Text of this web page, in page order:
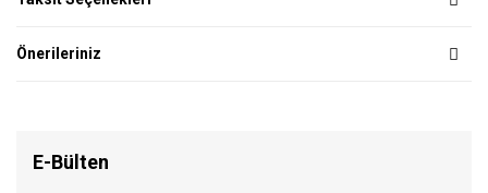
Önerileriniz
E-Bülten